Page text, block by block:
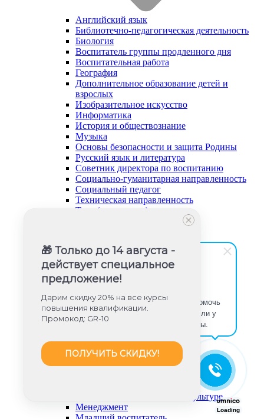
Здравствуйте! Готова помочь
вам. Напишите мне, если у
вас появятся вопросы.
Английский язык
Библиотечно-педагогическая деятельность
Биология
Воспитатель группы продленного дня
Воспитательная работа
География
Дополнительное образование детей и
взрослых
Изобразительное искусство
Информатика
История и обществознание
Музыка
Основы безопасности и защита Родины
Русский язык и литература
Советник директора по воспитанию
Социально-гуманитарная направленность
Социальный педагог
Техническая направленность
Труд (технология)
Физическое воспитание
Химия
Художественная направленность
Дошкольное образование (ФГОС ДО)
Инструктор по физической культуре
Менеджмент
Loading
🎁 Только до 14 августа -
действует специальное
предложение!
Дарим скидку 20% на все курсы
повышения квалификации.
Промокод: GR-10
ПОЛУЧИТЬ СКИДКУ!